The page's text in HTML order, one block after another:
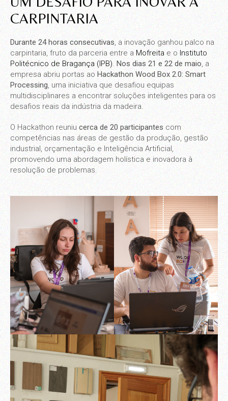
CARPINTARIA
Durante 24 horas consecutivas, a inovação ganhou palco na
carpintaria, fruto da parceria entre a Mofreitae oInstituto
Politécnico de Bragança (IPB). Nos dias 21 e 22 de maio, a
empresa abriu portas aoHackathon Wood Box 2.0: Smart
Processing, uma iniciativa que desafiou equipas
multidisciplinares a encontrar soluções inteligentes para os
desafios reais da indústria da madeira.
O Hackathon reuniucerca de 20 participantescom
competências nas áreas de gestão da produção, gestão
industrial, orçamentação e Inteligência Artificial,
promovendo uma abordagem holística e inovadora à
resolução de problemas.